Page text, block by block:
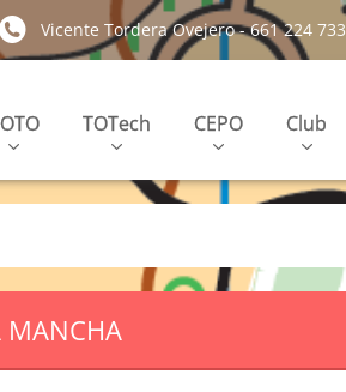
Vicente Tordera Ovejero - 661 224 733
TOTech CEPO Club
MANCHA